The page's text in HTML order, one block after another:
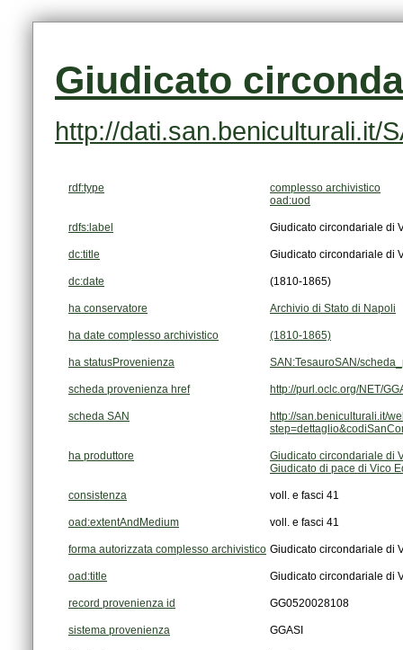
Giudicato
http://dati.san.beniculturali.it/
rdf:type
complesso archivistico
oad:uod
rdfs:label Giudicato circondariale di
dc:title Giudicato circondariale di
dc:date (1810-1865)
ha conservatore Archivio di Stato di Napoli
ha date complesso archivistico (1810-1865)
ha statusProvenienza SAN:TesauroSAN/
scheda provenienza href http://purl.oclc.org/NET/
scheda SAN
ha produttore
Giudicato circondariale di
Giudicato di pace di Vico
consistenza voll. e fasci 41
oad:extentAndMedium voll. e fasci 41
forma autorizzata complesso archivistico Giudicato circondariale di
oad:title Giudicato circondariale di
record provenienza id GG0520028108
sistema provenienza GGASI